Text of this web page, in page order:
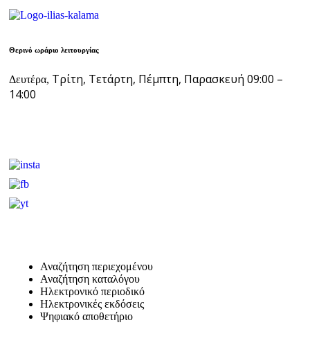
Θερινό ωράριο λειτουργίας
Δευτέρα, Τρίτη, Τετάρτη, Πέμπτη, Παρασκευή 09:00 –
14:00
Αναζήτηση περιεχομένου
Αναζήτηση καταλόγου
Ηλεκτρονικό περιοδικό
Ηλεκτρονικές εκδόσεις
Ψηφιακό αποθετήριο